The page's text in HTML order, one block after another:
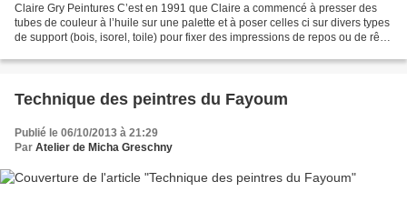
Claire Gry Peintures C’est en 1991 que Claire a commencé à presser des
tubes de couleur à l’huile sur une palette et à poser celles ci sur divers types
de support (bois, isorel, toile) pour fixer des impressions de repos ou de rêve
Technique des peintres du Fayoum
Publié le 06/10/2013 à 21:29
Par Atelier de Micha Greschny